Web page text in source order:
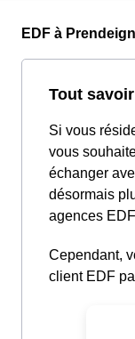
EDF à
Tout
Si vous
vous
échanger
désormais
agences
Cependant,
client EDF